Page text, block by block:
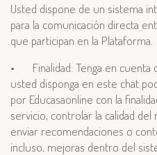
Usted dispone de un sistema
para la comunicación directa
que participan en la Plataforma.
•
Finalidad: Tenga en
usted disponga en este chat
por Educasaonline con la
servicio, controlar la calidad
enviar recomendaciones o
incluso, mejoras dentro del